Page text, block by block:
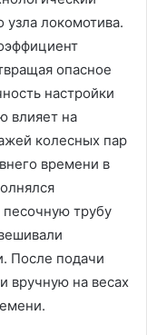
локомотива.
опасное
настройки
влияет на
колесных пар
времени в
трубу
После подачи
вручную на весах